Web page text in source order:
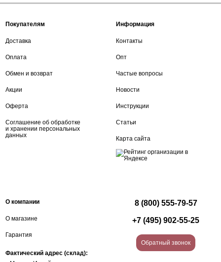
Покупателям
Доставка
Оплата
Обмен и возврат
Акции
Оферта
Соглашение об обработке
и хранении персональных
данных
Информация
Контакты
Опт
Частые вопросы
Новости
Инструкции
Статьи
Карта сайта
О компании
О магазине
Гарантия
Фактический адрес (склад):
8 (800) 555-79-57
+7 (495) 902-55-25
Обратный звонок